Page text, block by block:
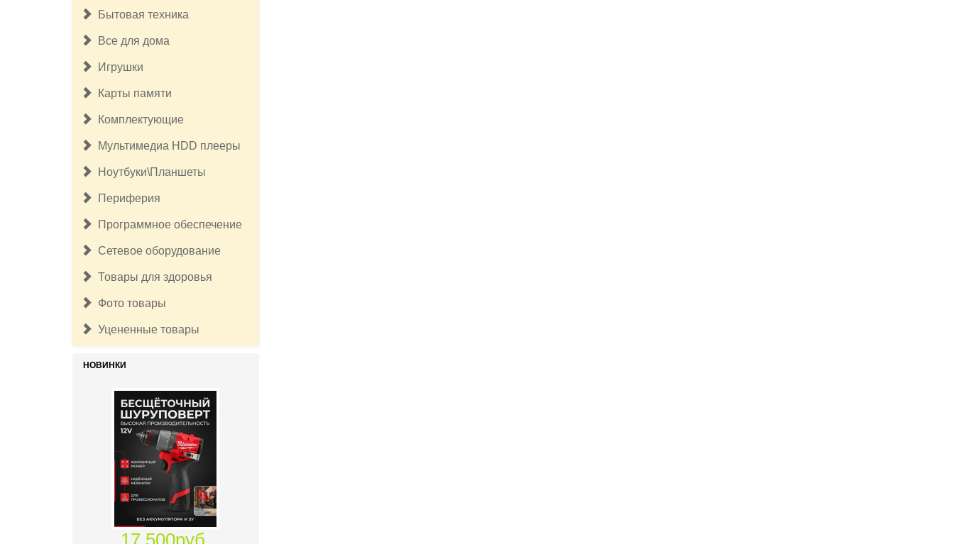
Бытовая техника
Все для дома
Игрушки
Карты памяти
Комплектующие
Мультимедиа HDD плееры
Ноутбуки\Планшеты
Периферия
Программное обеспечение
Сетевое оборудование
Товары для здоровья
Фото товары
Уцененные товары
НОВИНКИ
17 500руб.
Бесщёточный шуруповерт
Milwaukee M12 FUEL 3403-20 (без
ЗУ и АКБ)